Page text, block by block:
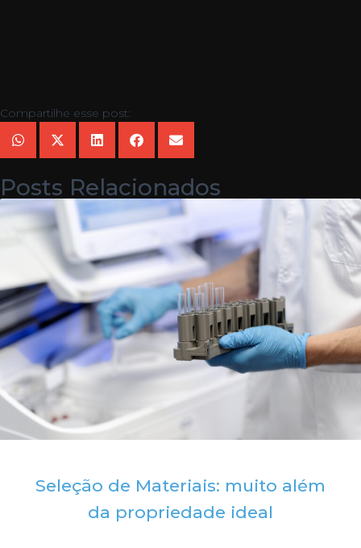
Compartilhe esse post:
Posts Relacionados
Seleção de Materiais: muito além
da propriedade ideal